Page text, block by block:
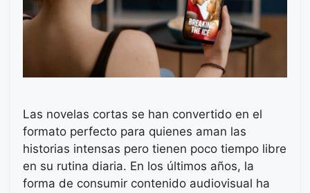
Las novelas cortas se han convertido en el
formato perfecto para quienes aman las
historias intensas pero tienen poco tiempo libre
en su rutina diaria. En los últimos años, la
forma de consumir contenido audiovisual ha